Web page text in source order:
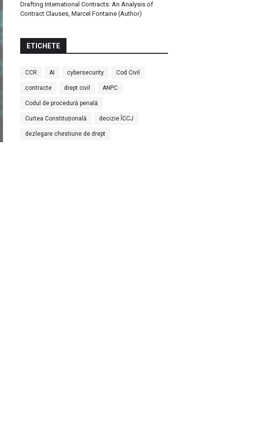
Drafting International Contracts: An Analysis of
Contract Clauses, Marcel Fontaine (Author)
ETICHETE
CCR AI cybersecurity Cod Civil
contracte drept civil ANPC
Codul de procedură penală
Curtea Constituțională decizie ÎCCJ
dezlegare chestiune de drept